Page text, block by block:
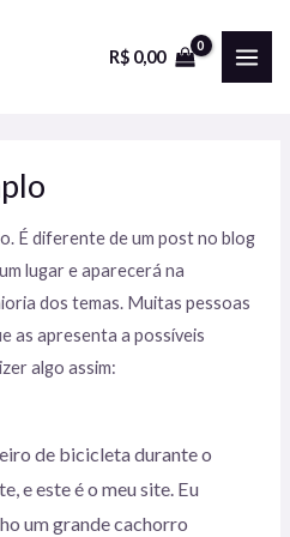
R$0,00
É diferente de um post no blog
lugar e aparecerá na
dos temas. Muitas pessoas
as apresenta a possíveis
algo assim:
de bicicleta durante o
e este é o meu site. Eu
um grande cachorro